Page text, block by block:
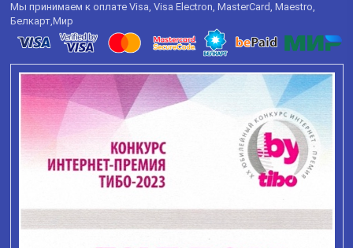
Мы принимаем к оплате Visa, Visa Electron, MasterCard, Maestro,
Белкарт,Мир